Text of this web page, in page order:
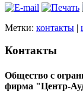
Метки: контакты |
Контакты
Общество с
фирма "Центр-